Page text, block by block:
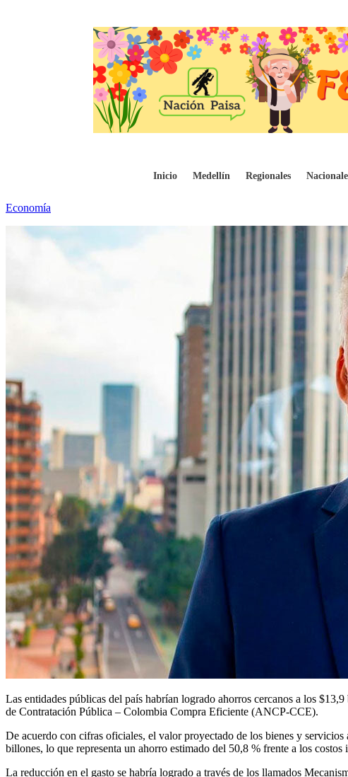
Inicio Medellín Regionales
Entidades públicas habrían ahorrado $13,9
Economía
Las entidades públicas del país habrían logrado ahorros cercanos a los
de Contratación Pública – Colombia Compra Eficiente (ANCP-CCE).
De acuerdo con cifras oficiales, el valor proyectado de los bienes y
billones, lo que representa un ahorro estimado del 50,8 % frente a los costos
La reducción en el gasto se habría logrado a través de los llamados